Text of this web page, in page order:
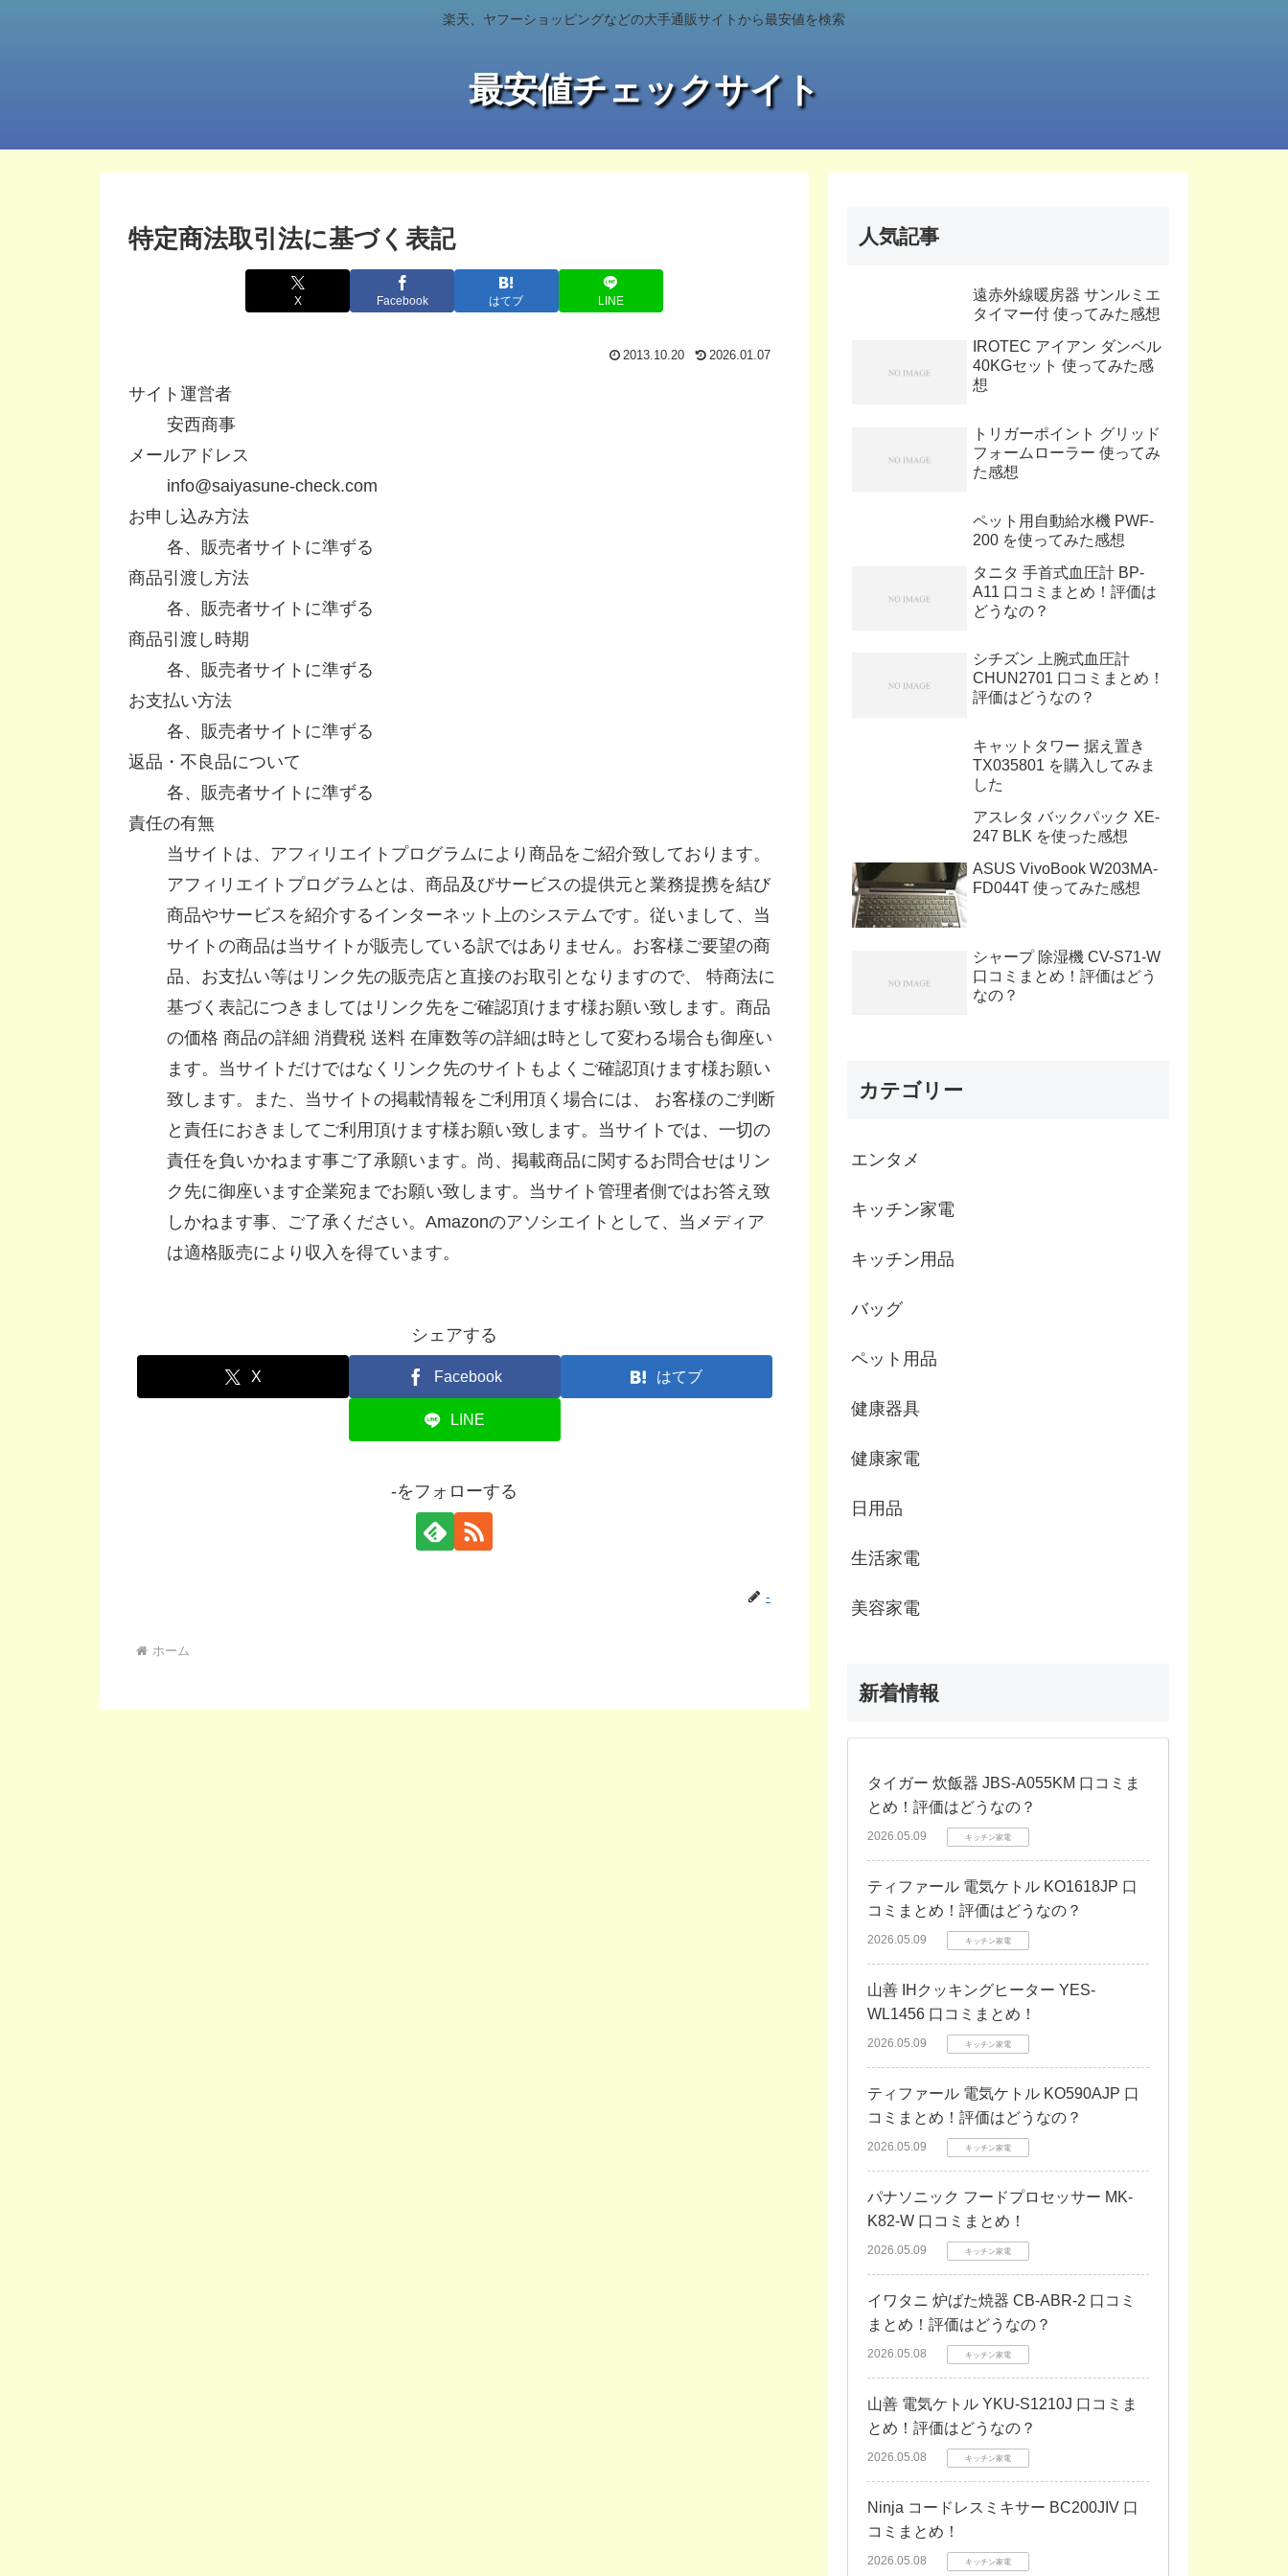
楽天、ヤフーショッピングなどの大手通販サイトから最安値を検索
最安値チェックサイト
特定商法取引法に基づく表記
X Facebook はてブ LINE
2013.10.20 2026.01.07
サイト運営者
安西商事
メールアドレス
info@saiyasune-check.com
お申し込み方法
各、販売者サイトに準ずる
商品引渡し方法
各、販売者サイトに準ずる
商品引渡し時期
各、販売者サイトに準ずる
お支払い方法
各、販売者サイトに準ずる
返品・不良品について
各、販売者サイトに準ずる
責任の有無
当サイトは、アフィリエイトプログラムにより商品をご紹介致しております。
アフィリエイトプログラムとは、商品及びサービスの提供元と業務提携を結び
商品やサービスを紹介するインターネット上のシステムです。従いまして、当
サイトの商品は当サイトが販売している訳ではありません。お客様ご要望の商
品、お支払い等はリンク先の販売店と直接のお取引となりますので、 特商法に
基づく表記につきましてはリンク先をご確認頂けます様お願い致します。商品
の価格 商品の詳細 消費税 送料 在庫数等の詳細は時として変わる場合も御座い
ます。当サイトだけではなくリンク先のサイトもよくご確認頂けます様お願い
致します。また、当サイトの掲載情報をご利用頂く場合には、 お客様のご判断
と責任におきましてご利用頂けます様お願い致します。当サイトでは、一切の
責任を負いかねます事ご了承願います。尚、掲載商品に関するお問合せはリン
ク先に御座います企業宛までお願い致します。当サイト管理者側ではお答え致
しかねます事、ご了承ください。Amazonのアソシエイトとして、当メディア
は適格販売により収入を得ています。
シェアする
X Facebook はてブ
LINE
-をフォローする
-
ホーム
人気記事
遠赤外線暖房器 サンルミエ
タイマー付 使ってみた感想
IROTEC アイアン ダンベル
40KGセット 使ってみた感
想
トリガーポイント グリッド
フォームローラー 使ってみ
た感想
ペット用自動給水機 PWF-
200 を使ってみた感想
タニタ 手首式血圧計 BP-
A11 口コミまとめ！評価は
どうなの？
シチズン 上腕式血圧計
CHUN2701 口コミまとめ！
評価はどうなの？
キャットタワー 据え置き
TX035801 を購入してみま
した
アスレタ バックパック XE-
247 BLK を使った感想
ASUS VivoBook W203MA-
FD044T 使ってみた感想
シャープ 除湿機 CV-S71-W
口コミまとめ！評価はどう
なの？
カテゴリー
エンタメ
キッチン家電
キッチン用品
バッグ
ペット用品
健康器具
健康家電
日用品
生活家電
美容家電
新着情報
タイガー 炊飯器 JBS-A055KM 口コミま
とめ！評価はどうなの？
2026.05.09 キッチン家電
ティファール 電気ケトル KO1618JP 口
コミまとめ！評価はどうなの？
2026.05.09 キッチン家電
山善 IHクッキングヒーター YES-
WL1456 口コミまとめ！
2026.05.09 キッチン家電
ティファール 電気ケトル KO590AJP 口
コミまとめ！評価はどうなの？
2026.05.09 キッチン家電
パナソニック フードプロセッサー MK-
K82-W 口コミまとめ！
2026.05.09 キッチン家電
イワタニ 炉ばた焼器 CB-ABR-2 口コミ
まとめ！評価はどうなの？
2026.05.08 キッチン家電
山善 電気ケトル YKU-S1210J 口コミま
とめ！評価はどうなの？
2026.05.08 キッチン家電
Ninja コードレスミキサー BC200JIV 口
コミまとめ！
2026.05.08 キッチン家電